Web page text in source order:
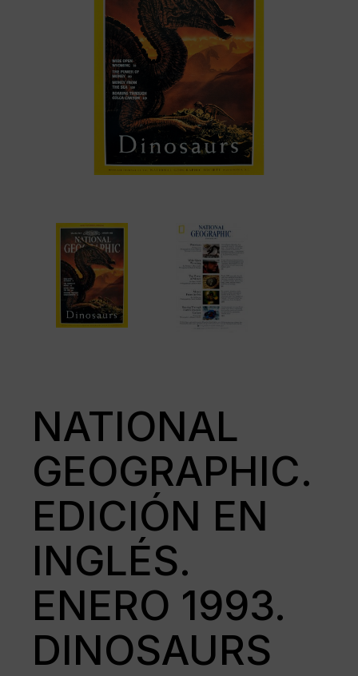
NATIONAL
GEOGRAPHIC.
EDICIÓN EN
INGLÉS.
ENERO 1993.
DINOSAURS